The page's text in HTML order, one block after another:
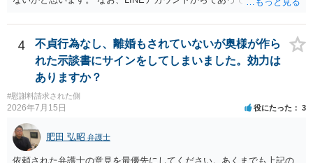
できるかはよくお考え下さい。 ３ 質問③ 違約金を５０万円とす
る旨の交渉をすることが妥当かどうかという基準はありません。
公序良俗に反するような金額では、その条項自体が無効になり得ます
が、 ２００万円でも、５０万円でも、公序良俗に反するほど高額
とはいえないと考えますので、 結局は、妥当かどうかというより
も、ご自身が納得できるかどうかという基準でお考えいただくといい
と思います。 そのうえで、合意できるかは、相手も納得できるか
否かにかかってはきますが。 ４ 質問④ ご記載の内容からは判断
できないのですが、 清算条項を記載しないで合意することはリス
クがありますので、むしろ、原則としては、清算条項を記載するべき
であるとお考えいただくといいです。 ご質問に対する回答は以上で
るパターンはありえるものの、本件のような精神的損害が発生したと
明確にいえないような案件において開示がなされる可能性も低いので
はないかと推察します。
4
不貞行為なし、離婚もされていないが奥様が作ら
れた示談書にサインをしてしまいました。効力は
ありますか？
#慰謝料請求された側
2026年7月15日 役にたった 3
肥田 弘昭 弁護士
依頼された弁護士の意見を最優先にしてください。あくまでも上記の